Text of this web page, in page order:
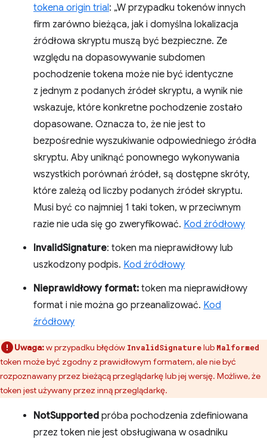
tokena origin trial: „W przypadku tokenów innych
firm zarówno bieżąca, jak i domyślna lokalizacja
źródłowa skryptu muszą być bezpieczne. Ze
względu na dopasowywanie subdomen
pochodzenie tokena może nie być identyczne
z jednym z podanych źródeł skryptu, a wynik nie
wskazuje, które konkretne pochodzenie zostało
dopasowane. Oznacza to, że nie jest to
bezpośrednie wyszukiwanie odpowiedniego źródła
skryptu. Aby uniknąć ponownego wykonywania
wszystkich porównań źródeł, są dostępne skróty,
które zależą od liczby podanych źródeł skryptu.
Musi być co najmniej 1 taki token, w przeciwnym
razie nie uda się go zweryfikować. Kod źródłowy
InvalidSignature: token ma nieprawidłowy lub
uszkodzony podpis. Kod źródłowy
Nieprawidłowy format: token ma nieprawidłowy
format i nie można go przeanalizować. Kod
źródłowy
Uwaga:w przypadku błędów InvalidSignaturelub Malformed
token może być zgodny z prawidłowym formatem, ale nie być
rozpoznawany przez bieżącą przeglądarkę lub jej wersję. Możliwe, że
token jest używany przez inną przeglądarkę.
NotSupported próba pochodzenia zdefiniowana
przez token nie jest obsługiwana w osadniku